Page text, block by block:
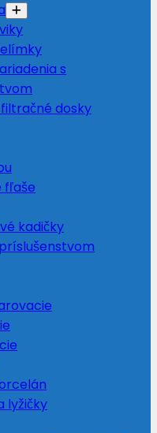
s
dosky
fľaše
kadičky
lyžičky